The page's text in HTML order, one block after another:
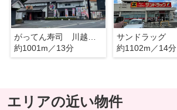
約1001m／13分
サンドラッグ
約1102m／14分
エリアの近い物件